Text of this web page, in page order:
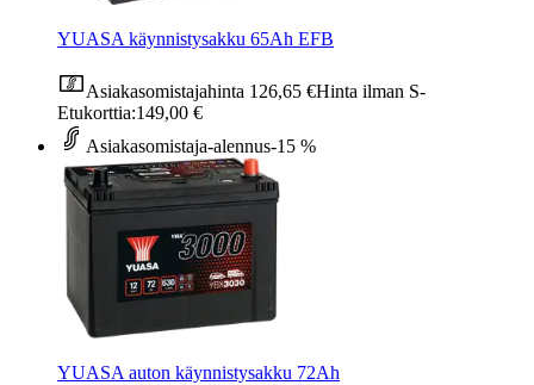
YUASA käynnistysakku 65Ah EFB
Asiakasomistajahinta 126,65 €Hinta ilman S-
Etukorttia:149,00 €
Asiakasomistaja-alennus-15 %
YUASA auton käynnistysakku 72Ah